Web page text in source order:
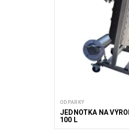
ODPARKY
JEDNOTKA NA
100 L